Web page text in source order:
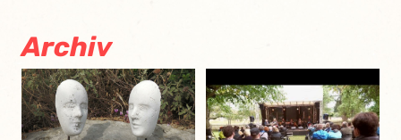
Archiv